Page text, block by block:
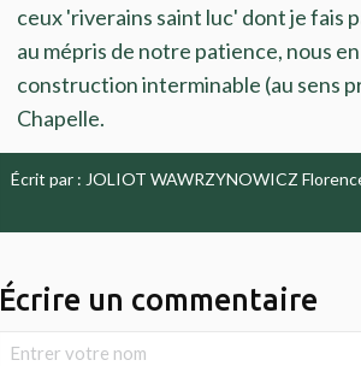
ceux 'riverains saint luc' dont je fais
au mépris de notre patience, nous
construction interminable (au sens
Chapelle.
Écrit par : JOLIOT WAWRZYNOWICZ
Écrire un commentaire